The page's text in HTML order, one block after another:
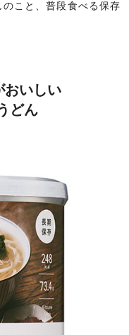
こと、普段食べる保存
おいしい
どん